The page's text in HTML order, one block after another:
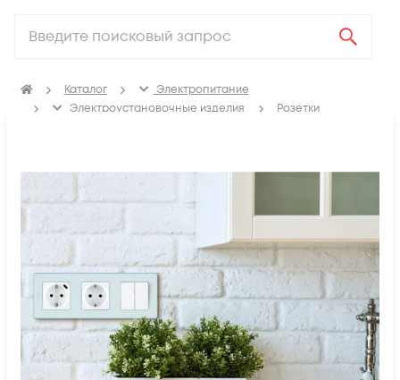
Каталог
Электропитание
Электроустановочные изделия
Розетки